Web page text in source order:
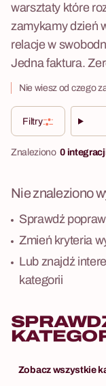
warsztaty które
zamykamy dzień
relacje w
Jedna faktura.
Nie wiesz od czego
Filtry
Znaleziono0
Nie znaleziono
Sprawdź
Zmień kryteria
Lub znajdź
kategorii
Zobacz wszystkie